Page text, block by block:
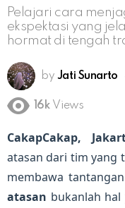
Pelajari cara
ekspektasi yang
hormat di tengah
by Jati Sunarto
16k Views
CakapCakap,
atasan dari tim yang
membawa
atasan bukanlah